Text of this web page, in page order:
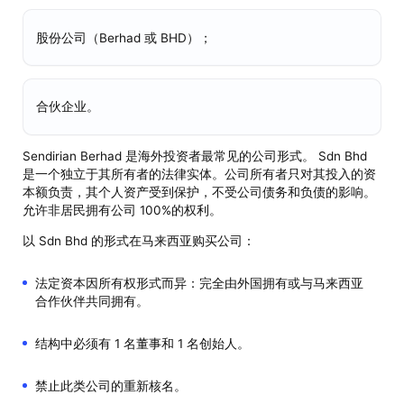
股份公司（Berhad 或 BHD）；
合伙企业。
Sendirian Berhad 是海外投资者最常见的公司形式。 Sdn Bhd
是一个独立于其所有者的法律实体。公司所有者只对其投入的资
本额负责，其个人资产受到保护，不受公司债务和负债的影响。
允许非居民拥有公司 100%的权利。
以 Sdn Bhd 的形式在马来西亚购买公司：
法定资本因所有权形式而异：完全由外国拥有或与马来西亚
合作伙伴共同拥有。
结构中必须有 1 名董事和 1 名创始人。
禁止此类公司的重新核名。